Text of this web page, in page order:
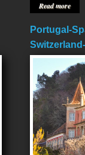
Read more
Portugal-